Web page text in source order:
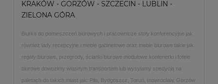
KRAKÓW - GORZÓW - SZCZECIN - LUBLIN -
ZIELONA GÓRA
Biurka do pomieszczeń biurowych i pracownicze stoły konferencyjne jak
również lady recepcyjne i meble gabinetowe oraz meble biurowe takie jak
regały biurowe, przegrody, ścianki biurowe modułowe kontenerki i fotele
biurowe dowozimy własnym transportem lub wysyłamy spedycją na
paletach do takich miast jak: Piła, Bydgoszcz, Toruń, Inowrocław, Gorzów